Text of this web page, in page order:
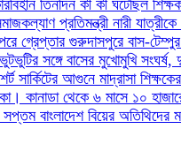
তিনদিন কী কী ঘটেছিল
প্রতিমন্ত্রী নারী
গ্রেপ্তার গুরুদাসপুরে বাস-
সঙ্গে বাসের মুখোমুখি
সার্কিটের আগুনে মাদ্রাসা
কানাডা থেকে ৬ মাসে ১০
বাংলাদেশবিয়ের অতিথিদের